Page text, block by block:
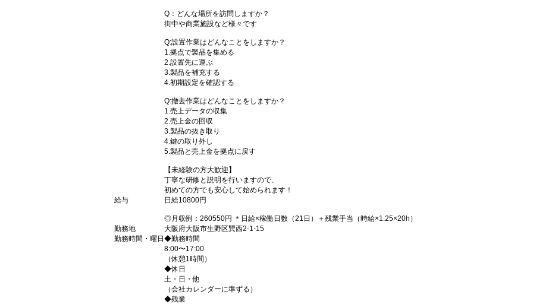
Q：どんな場所を訪問しますか？
街中や商業施設など様々です
Q:設置作業はどんなことをしますか？
1.拠点で製品を集める
2.設置先に運ぶ
3.製品を補充する
4.初期設定を確認する
Q:撤去作業はどんなことをしますか？
1.売上データの収集
2.売上金の回収
3.製品の抜き取り
4.鍵の取り外し
5.製品と売上金を拠点に戻す
【未経験の方大歓迎】
丁寧な研修と説明を行いますので、
初めての方でも安心して始められます！
給与
日給10800円
◎月収例：260550円 ＊日給×稼働日数（21日）＋残業手当（時給×1.25×20h）
勤務地
大阪府大阪市生野区巽西2-1-15
勤務時間・曜日 ◆勤務時間
8:00〜17:00
（休憩1時間）
◆休日
土・日・他
（会社カレンダーに準ずる）
◆残業